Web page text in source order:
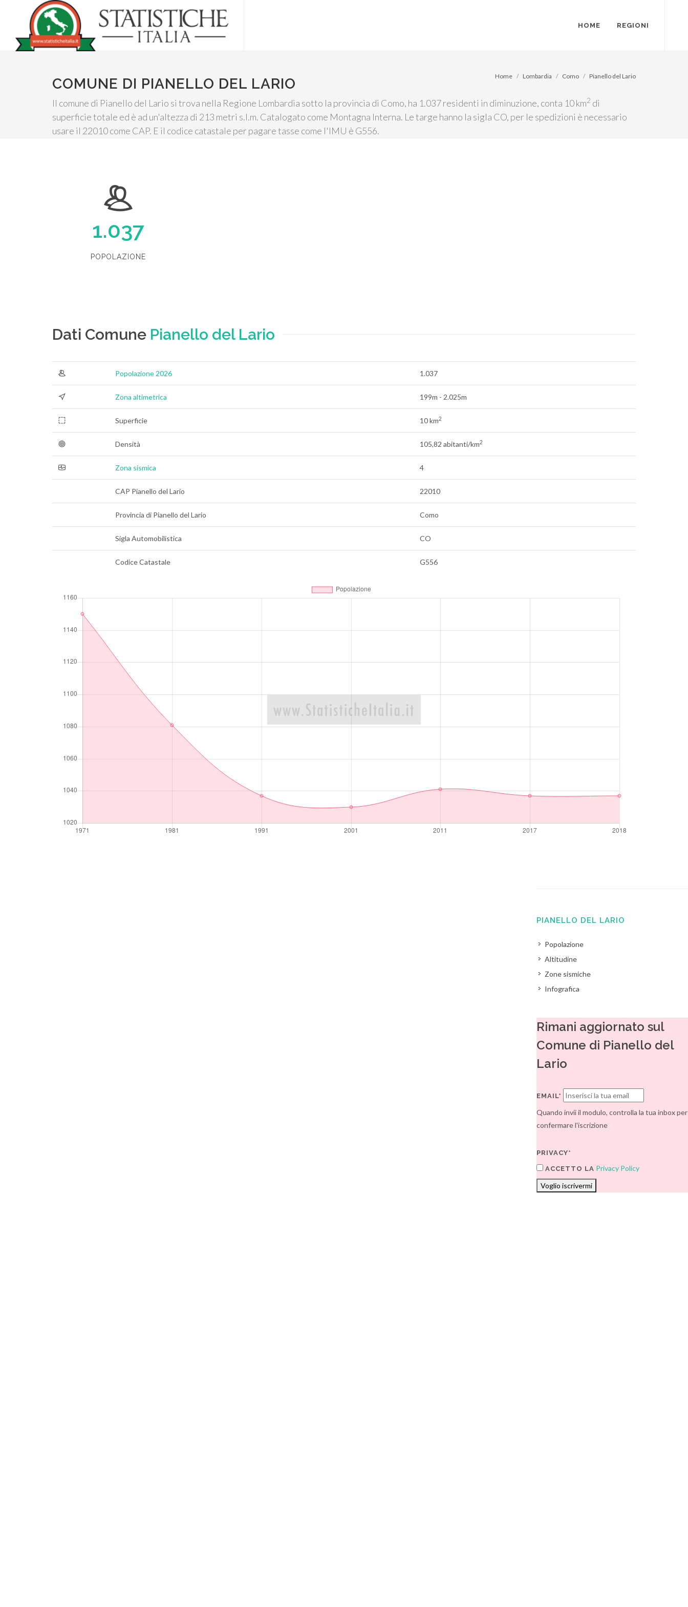
HOME REGIONI
COMUNE DI PIANELLO DEL LARIO
Il comune di Pianello del Lario si trova nella Regione Lombardia sotto la provincia di Como, ha 1.037 residenti in diminuzione, conta 10 km2 di
superficie totale ed è ad un'altezza di 213 metri s.l.m. Catalogato come Montagna Interna. Le targe hanno la sigla CO, per le spedizioni è necessario
usare il 22010 come CAP. E il codice catastale per pagare tasse come l'IMU è G556.
Home Lombardia Como Pianello del Lario
1.037
POPOLAZIONE
Dati Comune Pianello del Lario
Popolazione 2026 1.037
Zona altimetrica 199m - 2.025m
Superficie 10 km2
Densità 105,82 abitanti/km2
Zona sismica 4
CAP Pianello del Lario 22010
Provincia di Pianello del Lario Como
Sigla Automobilistica CO
Codice Catastale G556
PIANELLO DEL LARIO
Popolazione
Altitudine
Zone sismiche
Infografica
Rimani aggiornato sul
Comune di Pianello del
Lario
EMAIL*
Quando invii il modulo, controlla la tua inbox per
confermare l'iscrizione
PRIVACY*
ACCETTO LA Privacy Policy
Voglio iscrivermi